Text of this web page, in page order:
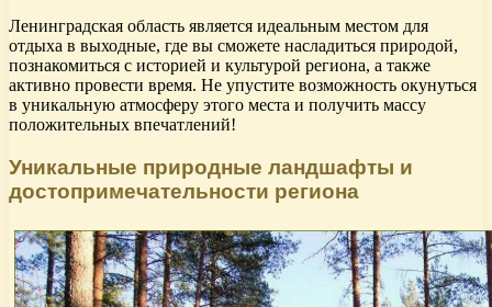
Ленинградская область является идеальным местом для
отдыха в выходные, где вы сможете насладиться природой,
познакомиться с историей и культурой региона, а также
активно провести время. Не упустите возможность окунуться
в уникальную атмосферу этого места и получить массу
положительных впечатлений!
Уникальные природные ландшафты и
достопримечательности региона